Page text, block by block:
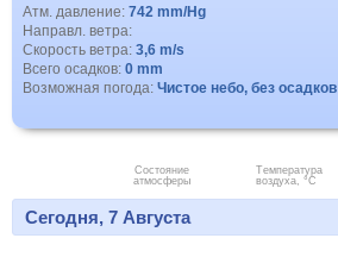
Атм. давление: 742 mm/Hg
Направл. ветра:
Скорость ветра: 3,6 m/s
Всего осадков: 0 mm
Возможная погода: Чистое небо, без осадков
Состояние
атмосферы
Температура
воздуха, °C
Сегодня, 7 Августа